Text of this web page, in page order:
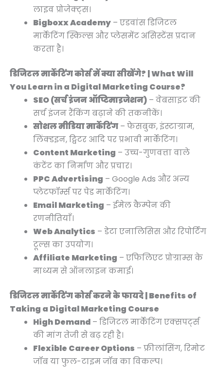
लाइव प्रोजेक्ट्स।
Bigboxx Academy – एडवांस डिजिटल
मार्केटिंग स्किल्स और प्लेसमेंट असिस्टेंस प्रदान
करता है।
डिजिटल मार्केटिंग कोर्स में क्या सीखेंगे? | What Will
You Learn in a Digital Marketing Course?
SEO (सर्च इंजन ऑप्टिमाइजेशन) – वेबसाइट की
सर्च इंजन रैंकिंग बढ़ाने की तकनीकें।
सोशल मीडिया मार्केटिंग – फेसबुक, इंस्टाग्राम,
लिंक्डइन, ट्विटर आदि पर प्रभावी मार्केटिंग।
Content Marketing – उच्च-गुणवत्ता वाले
कंटेंट का निर्माण और प्रचार।
PPC Advertising – Google Ads और अन्य
प्लेटफॉर्म्स पर पेड मार्केटिंग।
Email Marketing – ईमेल कैम्पेन की
रणनीतियाँ।
Web Analytics – डेटा एनालिसिस और रिपोर्टिंग
टूल्स का उपयोग।
Affiliate Marketing – एफिलिएट प्रोग्राम्स के
माध्यम से ऑनलाइन कमाई।
डिजिटल मार्केटिंग कोर्स करने के फायदे | Benefits of
Taking a Digital Marketing Course
High Demand – डिजिटल मार्केटिंग एक्सपर्ट्स
की मांग तेजी से बढ़ रही है।
Flexible Career Options – फ्रीलांसिंग, रिमोट
जॉब या फुल-टाइम जॉब का विकल्प।